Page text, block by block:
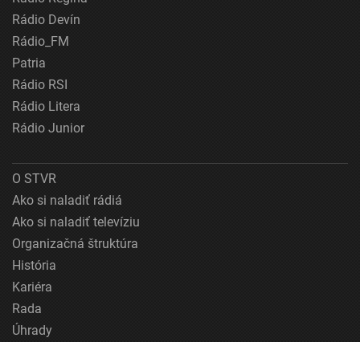
Rádio Devín
Rádio_FM
Patria
Rádio RSI
Rádio Litera
Rádio Junior
O STVR
Ako si naladiť rádiá
Ako si naladiť televíziu
Organizačná štruktúra
História
Kariéra
Rada
Úhrady